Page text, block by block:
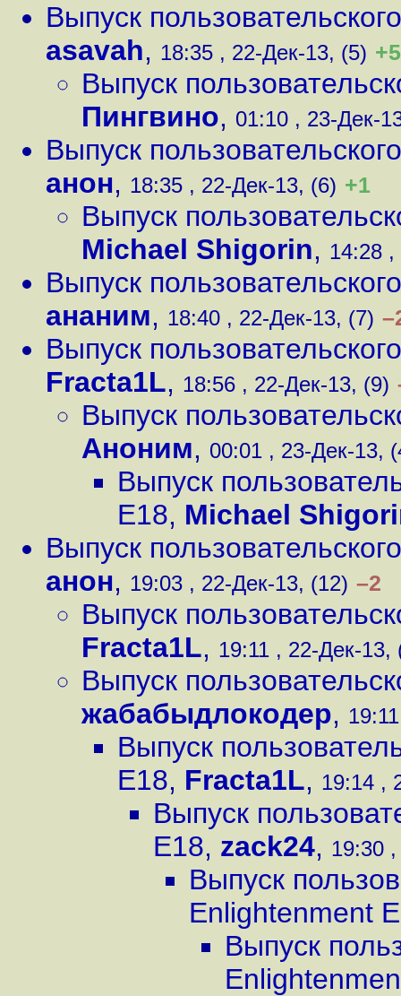
Выпуск
asavah, 18:35 , 22-Дек-13, (5) +5
Выпуск
Пингвино, 01:10 , 23-Дек-
Выпуск
анон, 18:35 , 22-Дек-13, (6) +1
Выпуск
Michael Shigorin, 14:28 ,
Выпуск
ананим, 18:40 , 22-Дек-13, (7)
Выпуск
Fracta1L, 18:56 , 22-Дек-13, (9)
Выпуск
Аноним, 00:01 , 23-Дек-13,
Выпуск
E18, Michael
Выпуск
анон, 19:03 , 22-Дек-13, (12) –2
Выпуск
Fracta1L, 19:11 , 22-Дек-13,
Выпуск
жабабыдлокодер,
Выпуск
E18, Fracta1L, 19:14 ,
Выпуск
E18, zack24, 19:30
Выпуск
Enlightenment
Выпуск